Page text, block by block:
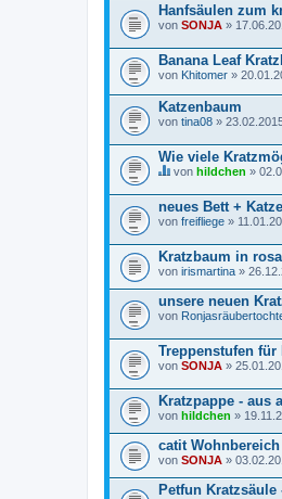
Hanfsäulen zum
von SONJA »
Banana Leaf
von Khitomer »
Katzenbaum
von tina08 »
Wie viele
i
e
s
s
T
h
e
m
a
e
i
n
a
l
t
t
e
i
n
e
von hildchen »
neues Bett + Katze
von freifliege »
Kratzbaum in rosa
von irismartina »
unsere neuen
von
Treppenstufen
von SONJA »
Kratzpappe - aus
von hildchen »
catit
von SONJA »
Petfun Kratzsäule